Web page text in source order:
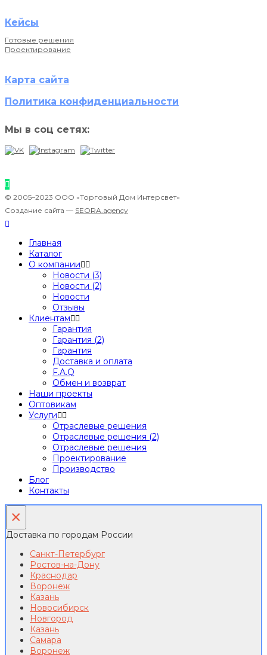
Кейсы
Готовые решения
Проектирование
Карта сайта
Политика конфиденциальности
Мы в соц сетях:
© 2005–2023 ООО «Торговый Дом Интерсвет»
Создание сайта — SEORA.agency
Главная
Каталог
О компании
Новости (3)
Новости (2)
Новости
Отзывы
Клиентам
Гарантия
Гарантия (2)
Гарантия
Доставка и оплата
F.A.Q
Обмен и возврат
Наши проекты
Оптовикам
Услуги
Отраслевые решения
Отраслевые решения (2)
Отраслевые решения
Проектирование
Производство
Блог
Контакты
×
Доставка по городам России
Санкт-Петербург
Ростов-на-Дону
Краснодар
Воронеж
Казань
Новосибирск
Новгород
Казань
Самара
Воронеж